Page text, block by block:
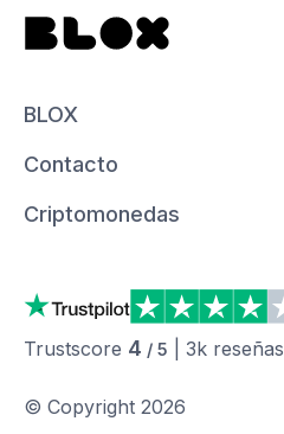
BLOX
Contacto
Criptomonedas
Trustscore 4 / 5 3k reseñas
© Copyright 2026